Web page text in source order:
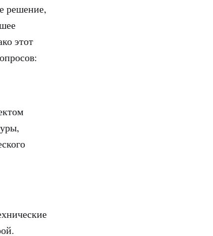
решение,
этот